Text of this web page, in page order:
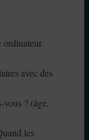
ordinateur
avec des
vous ? (âge,
les